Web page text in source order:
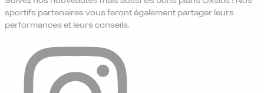
sportifs partenaires vous feront également partager leurs
performances et leurs conseils.